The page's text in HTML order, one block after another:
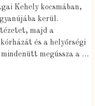
Kehely kocsmában,
kerül.
majd a
és a helyőrségi
megússza a …